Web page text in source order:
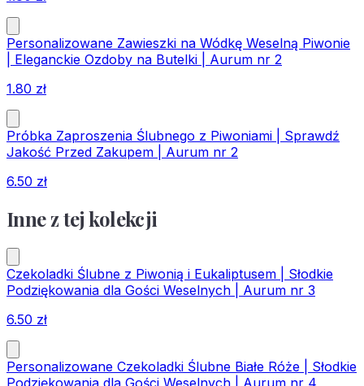
Personalizowane Zawieszki na Wódkę Weselną Piwonie
| Eleganckie Ozdoby na Butelki | Aurum nr 2
1.80 zł
Próbka Zaproszenia Ślubnego z Piwoniami | Sprawdź
Jakość Przed Zakupem | Aurum nr 2
6.50 zł
Inne z tej kolekcji
Czekoladki Ślubne z Piwonią i Eukaliptusem | Słodkie
Podziękowania dla Gości Weselnych | Aurum nr 3
6.50 zł
Personalizowane Czekoladki Ślubne Białe Róże | Słodkie
Podziękowania dla Gości Weselnych | Aurum nr 4